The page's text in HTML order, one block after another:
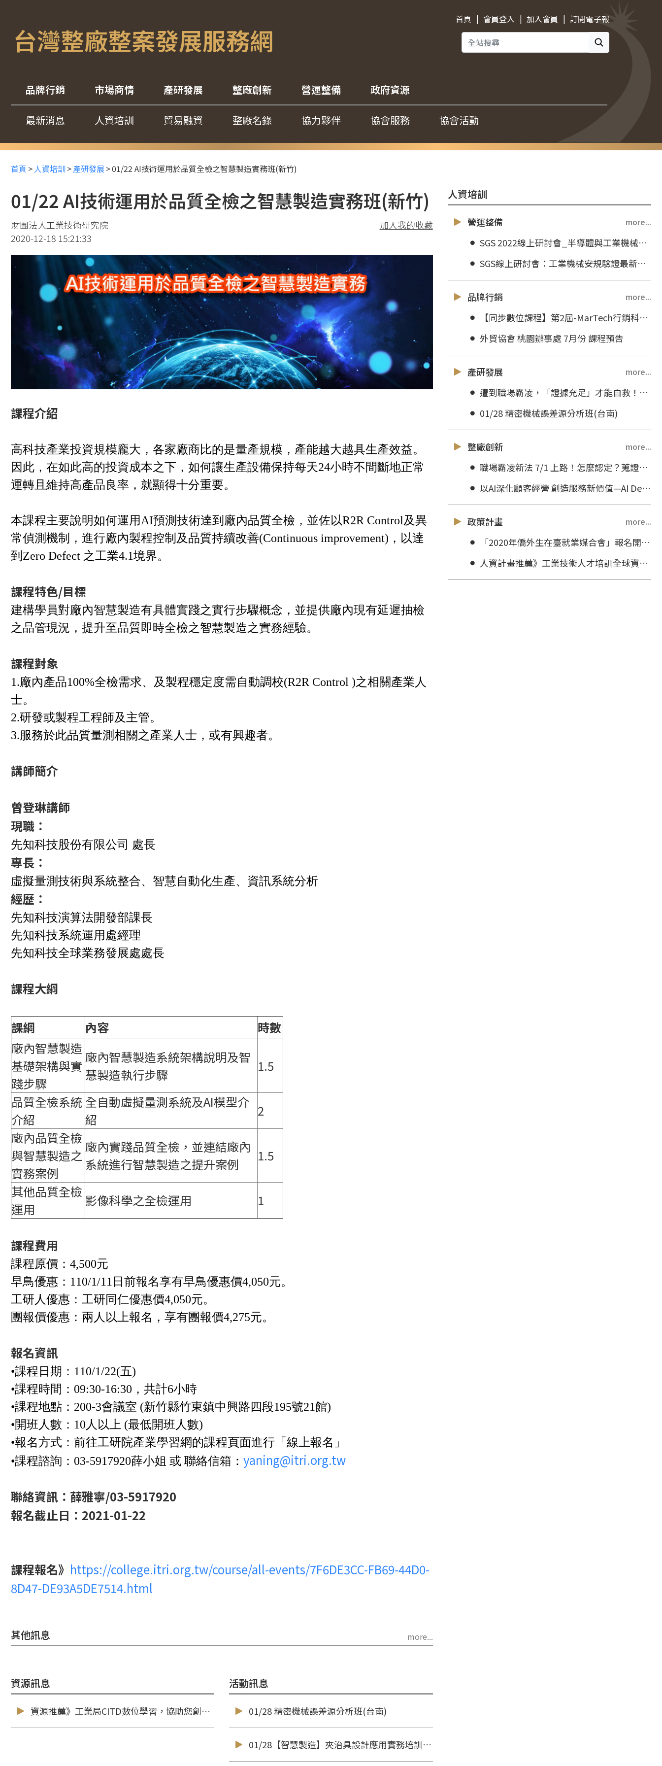
台灣整廠整案發展服務網
品牌行銷 市場商情 產研發展 整廠創新 營運整備 政府資源
最新消息 人資培訓 貿易融資 整廠名錄 協力夥伴 協會服務 協會活動
首頁 | 會員登入 | 加入會員 | 訂閱電子報
首頁 > 人資培訓>產研發展>01/22 AI技術運用於品質全檢之智慧製造實務班(新竹)
01/22 AI技術運用於品質全檢之智慧製造實務班(新竹)
財團法人工業技術研究院
2020-12-18 15:21:33
加入我的收藏
課程介紹
高科技產業投資規模龐大，各家廠商比的是量產規模，產能越大越具生產效益。
因此，在如此高的投資成本之下，如何讓生產設備保持每天24小時不間斷地正常
運轉且維持高產品良率，就顯得十分重要。
本課程主要說明如何運用AI預測技術達到廠內品質全檢，並佐以R2R Control及異
常偵測機制，進行廠內製程控制及品質持續改善(Continuous improvement)，以達
到Zero Defect 之工業4.1境界。
課程特色/目標
建構學員對廠內智慧製造有具體實踐之實行步驟概念，並提供廠內現有延遲抽檢
之品管現況，提升至品質即時全檢之智慧製造之實務經驗。
課程對象
1.廠內產品100%全檢需求、及製程穩定度需自動調校(R2R Control )之相關產業人
士。
2.研發或製程工程師及主管。
3.服務於此品質量測相關之產業人士，或有興趣者。
講師簡介
曾登琳講師
現職：
先知科技股份有限公司 處長
專長：
虛擬量測技術與系統整合、智慧自動化生產、資訊系統分析
經歷：
先知科技演算法開發部課長
先知科技系統運用處經理
先知科技全球業務發展處處長
課程大綱
課綱 內容
時數
廠內智慧製造
基礎架構與實
踐步驟
廠內智慧製造系統架構說明及智
慧製造執行步驟
1.5
品質全檢系統
介紹
全自動虛擬量測系統及AI模型介
紹
2
廠內品質全檢
與智慧製造之
實務案例
廠內實踐品質全檢，並連結廠內
系統進行智慧製造之提升案例
1.5
其他品質全檢
運用
影像科學之全檢運用 1
課程費用
課程原價：4,500元
早鳥優惠：110/1/11日前報名享有早鳥優惠價4,050元。
工研人優惠：工研同仁優惠價4,050元。
團報價優惠：兩人以上報名，享有團報價4,275元。
報名資訊
•課程日期：110/1/22(五)
•課程時間：09:30-16:30，共計6小時
•課程地點：200-3會議室 (新竹縣竹東鎮中興路四段195號21館)
•開班人數：10人以上 (最低開班人數)
•報名方式：前往工研院產業學習網的課程頁面進行「線上報名」
•課程諮詢：03-5917920薛小姐 或 聯絡信箱： yaning@itri.org.tw
聯絡資訊：薛雅寧/03-5917920
報名截止日：2021-01-22
課程報名》 https://college.itri.org.tw/course/all-events/7F6DE3CC-FB69-44D0-
8D47-DE93A5DE7514.html
其他訊息 more...
資源訊息
資源推薦》工業局CITD數位學習，協助您創新有亮點！
活動訊息
01/28 精密機械誤差源分析班(台南)
01/28【智慧製造】夾治具設計應用實務培訓班(台中)
人資培訓
營運整備 more...
SGS 2022線上研討會_半導體與工業機械安規驗證最新趨勢
SGS線上研討會：工業機械安規驗證最新趨勢
品牌行銷 more...
【同步數位課程】第2屆-MarTech行銷科技經理人培訓班(台北)
外貿協會 桃園辦事處 7月份 課程預告
產研發展 more...
遭到職場霸凌，「證據充足」才能自救！如何蒐證，公司、勞動局才會受理？
01/28 精密機械誤差源分析班(台南)
整廠創新 more...
職場霸凌新法 7/1 上路！怎麼認定？蒐證方式、申訴方式一次看
以AI深化顧客經營 創造服務新價值—AI Demo Day交流媒合會
政策計畫 more...
「2020年僑外生在臺就業媒合會」報名開放！
人資計畫推薦》工業技術人才培訓全球資訊網